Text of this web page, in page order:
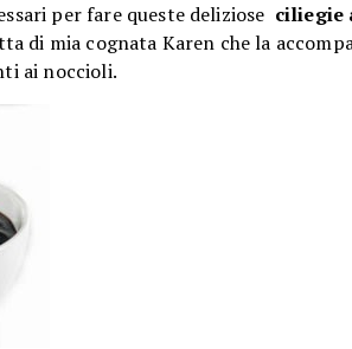
per fare queste deliziose ciliegie
di mia cognata Karen che la
ai noccioli.